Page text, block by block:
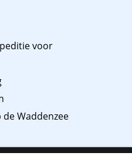
voor
Waddenzee